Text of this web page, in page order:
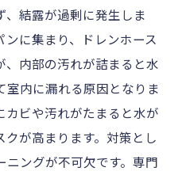
結露が過剰に発生しま
に集まり、ドレンホース
、内部の汚れが詰まると水
室内に漏れる原因となりま
カビや汚れがたまると水が
が高まります。対策とし
ングが不可欠です。専門